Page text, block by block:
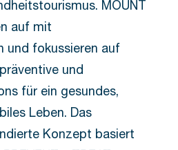
MOUNT
auf mit
und fokussieren auf
und
für ein gesundes,
Leben. Das
Konzept basiert